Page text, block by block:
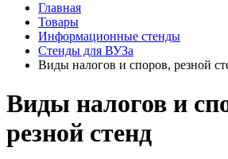
Главная
Товары
Информационные стенды
Стенды для ВУЗа
Виды налогов и споров, резной
Виды налогов и
резной стенд